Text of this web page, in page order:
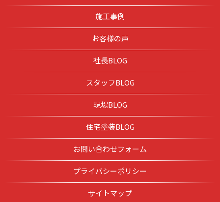
施工事例
お客様の声
社長BLOG
スタッフBLOG
現場BLOG
住宅塗装BLOG
お問い合わせフォーム
プライバシーポリシー
サイトマップ